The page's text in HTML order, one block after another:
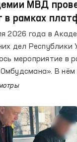
МВД
в рамках
2026 года в
дел Республики
мероприятие в
В нём
института
и курсанты.